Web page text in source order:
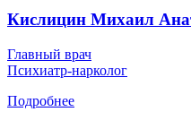
Кислицин Михаил
Главный врач
Психиатр-нарколог
Подробнее